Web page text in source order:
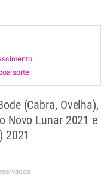
sorte
(Cabra, Ovelha),
Novo Lunar 2021 e
2021